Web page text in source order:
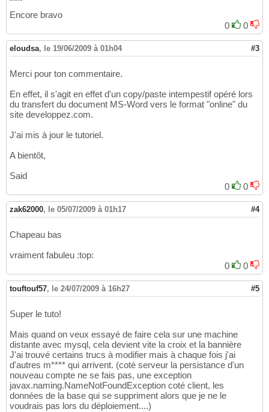
Encore bravo
0
0
eloudsa, le 19/06/2009 à 01h04 #3
Merci pour ton commentaire.
En effet, il s'agit en effet d'un copy/paste intempestif opéré lors
du transfert du document MS-Word vers le format "online" du
site developpez.com.
J'ai mis à jour le tutoriel.
A bientôt,
Said
0
0
zak62000, le 05/07/2009 à 01h17 #4
Chapeau bas
vraiment fabuleu :top:
0
0
touftouf57, le 24/07/2009 à 16h27 #5
Super le tuto!
Mais quand on veux essayé de faire cela sur une machine
distante avec mysql, cela devient vite la croix et la bannière
J'ai trouvé certains trucs à modifier mais à chaque fois j'ai
d'autres m**** qui arrivent. (coté serveur la persistance d'un
nouveau compte ne se fais pas, une exception
javax.naming.NameNotFoundException coté client, les
données de la base qui se suppriment alors que je ne le
voudrais pas lors du déploiement....)